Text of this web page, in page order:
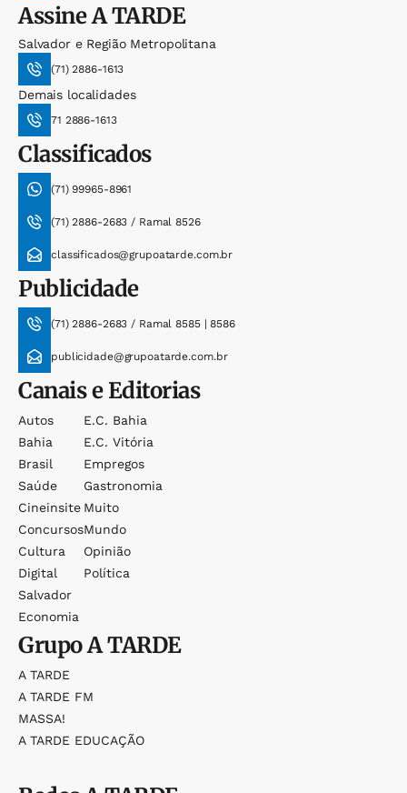
AssineA TARDE
Salvador e Região Metropolitana
(71) 2886-1613
Demais localidades
71 2886-1613
Classificados
(71) 99965-8961
(71) 2886-2683 / Ramal 8526
classificados@grupoatarde.com.br
Publicidade
(71) 2886-2683 / Ramal 8585 | 8586
publicidade@grupoatarde.com.br
Canais e Editorias
Autos
Bahia
Brasil
Saúde
Cineinsite
Concursos
Cultura
Digital
Salvador
Economia
E.c. Bahia
E.c. Vitória
Empregos
Gastronomia
Muito
Mundo
Opinião
Política
GrupoA TARDE
A TARDE
A TARDE FM
MASSA!
A TARDE EDUCAÇÃO